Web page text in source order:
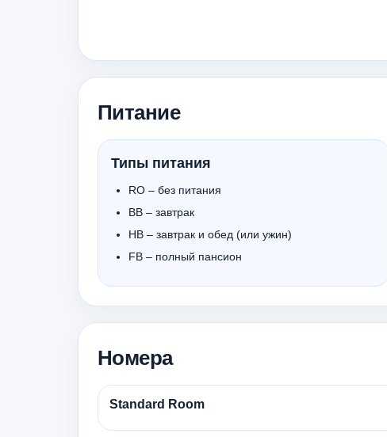
Питание
Типы питания
RO – без питания
BB – завтрак
HB – завтрак и обед (или ужин)
FB – полный пансион
Номера
Standard Room